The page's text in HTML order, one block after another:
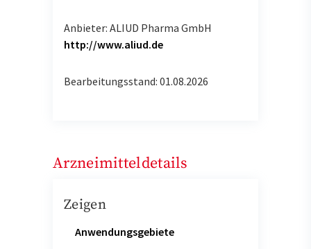
Anbieter: ALIUD Pharma GmbH
http://www.aliud.de
Bearbeitungsstand: 01.08.2026
Arzneimitteldetails
Zeigen
Anwendungsgebiete